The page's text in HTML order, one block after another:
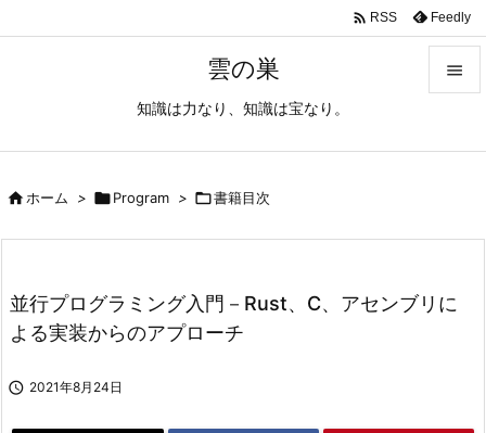
雲の巣
知識は力なり、知識は宝なり。

次へ
 RSS Feedly
ホーム > Program > 書籍目次
並行プログラミング入門－Rust、C、アセンブリに
よる実装からのアプローチ
 2021年8月24日